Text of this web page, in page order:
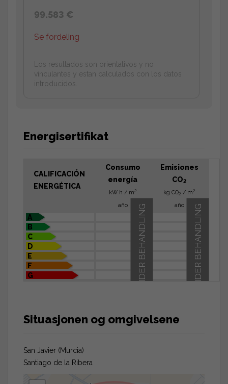
99.583 €
Se fordeling
Los resultados son orientativos y no
vinculantes y estan calculados con los datos
introducidos.
Energisertifikat
CALIFICACIÓN
ENERGÉTICA
Consumo
energía
kW h / m2
año
Emisiones
CO2
kg CO2 / m2
año
A
B
C
D
E
F
G
UNDER BEHANDLING
UNDER BEHANDLING
Situasjonen og omgivelsene
San Javier (Murcia)
Santiago de la Ribera